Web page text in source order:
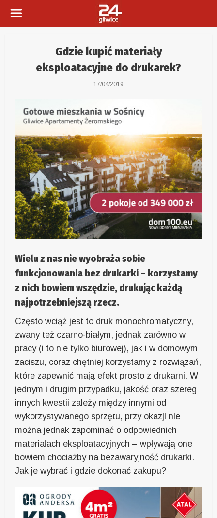
Gdzie kupić materiały
eksploatacyjne do drukarek?
17/04/2019
Wielu z nas nie wyobraża sobie
funkcjonowania bez drukarki – korzystamy
z nich bowiem wszędzie, drukując każdą
najpotrzebniejszą rzecz.
Często wciąż jest to druk monochromatyczny,
zwany też czarno-białym, jednak zarówno w
pracy (i to nie tylko biurowej), jak i w domowym
zaciszu, coraz chętniej korzystamy z rozwiązań,
które zapewnić mają efekt prosto z drukarni. W
jednym i drugim przypadku, jakość oraz szereg
innych kwestii zależy między innymi od
wykorzystywanego sprzętu, przy okazji nie
można jednak zapominać o odpowiednich
materiałach eksploatacyjnych – wpływają one
bowiem chociażby na bezawaryjność drukarki.
Jak je wybrać i gdzie dokonać zakupu?